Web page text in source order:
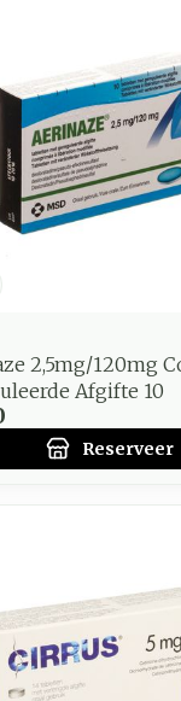
en
voorschrift
2,5mg/120mg
Afgifte 10
Reserveer